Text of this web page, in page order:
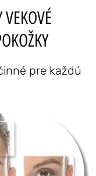
VEKOVÉ
pre každú